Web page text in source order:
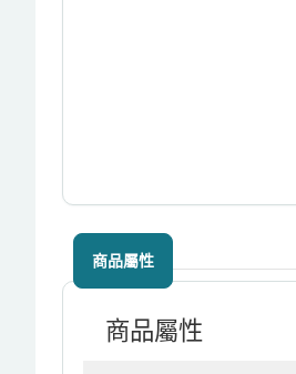
商品屬性
商品屬性